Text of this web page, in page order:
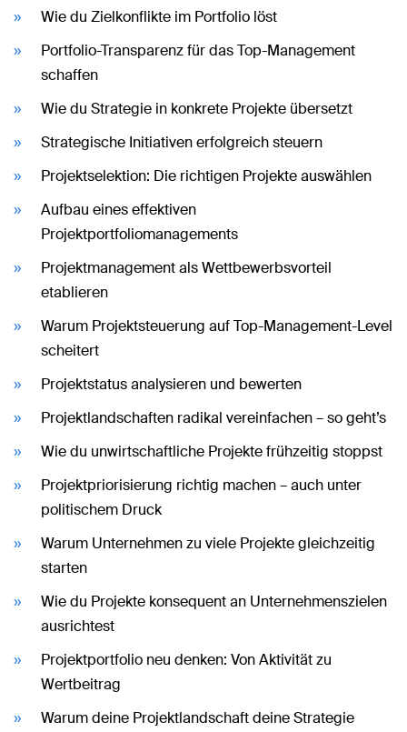
Wie du Zielkonflikte im Portfolio löst
Portfolio-Transparenz für das Top-Management
schaffen
Wie du Strategie in konkrete Projekte übersetzt
Strategische Initiativen erfolgreich steuern
Projektselektion: Die richtigen Projekte auswählen
Aufbau eines effektiven
Projektportfoliomanagements
Projektmanagement als Wettbewerbsvorteil
etablieren
Warum Projektsteuerung auf Top-Management-Level
scheitert
Projektstatus analysieren und bewerten
Projektlandschaften radikal vereinfachen – so geht’s
Wie du unwirtschaftliche Projekte frühzeitig stoppst
Projektpriorisierung richtig machen – auch unter
politischem Druck
Warum Unternehmen zu viele Projekte gleichzeitig
starten
Wie du Projekte konsequent an Unternehmenszielen
ausrichtest
Projektportfolio neu denken: Von Aktivität zu
Wertbeitrag
Warum deine Projektlandschaft deine Strategie